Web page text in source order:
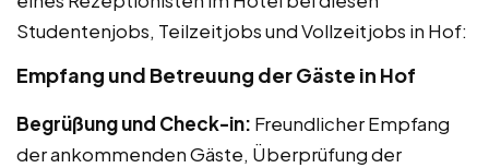
Studentenjobs, Teilzeitjobs und Vollzeitjobs in Hof:
Empfang und Betreuung der Gäste in Hof
Begrüßung und Check-in: Freundlicher Empfang
der ankommenden Gäste, Überprüfung der